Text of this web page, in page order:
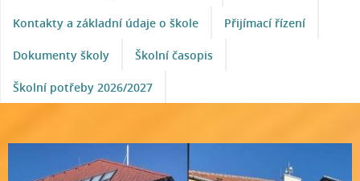
Kontakty a základní údaje o škole Přijímací řízení
Dokumenty školy Školní časopis
Školní potřeby 2026/2027